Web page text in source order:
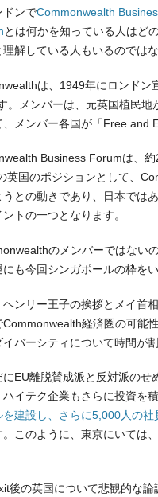
ドンでCommonwealth
とは何かを知っている人はど
理解している人もいるのでは
は、1949年にロンド
。メンバーは、元英国植民
メンバー各国が「Free and
Business Forumは、
英国のポジションとして、
うとの動きであり、日本では
トの一つとなります。
のメンバーではない
も今回シンガポールの枠を
ヘンリー王子の挨拶とメイ首
Commonwealth経済圏の可能
バーシティについて時間が
EU離脱賛成派と反対派の
イテク企業もさらに投資を
建設し、さらに5,000人の社
このように、東京にいては
後の英国について悲観的な